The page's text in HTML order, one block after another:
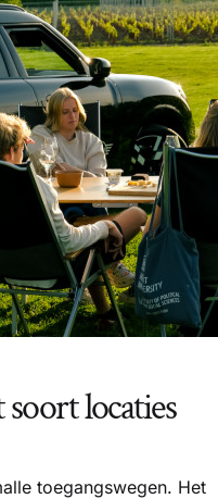
locaties
toegangswegen. Het